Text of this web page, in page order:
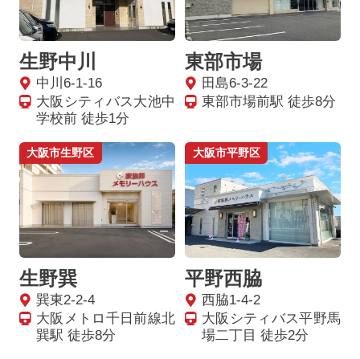
生野中川
中川6-1-16
大阪シティバス大池中
学校前 徒歩1分
東部市場
田島6-3-22
東部市場前駅 徒歩8分
大阪市生野区
生野巽
巽東2-2-4
大阪メトロ千日前線北
巽駅 徒歩8分
大阪市平野区
平野西脇
西脇1-4-2
大阪シティバス平野馬
場二丁目 徒歩2分